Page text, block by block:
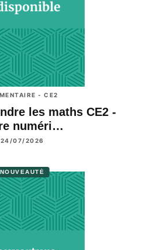
- CE2
les maths CE2 -
numéri…
24/07/2026
NOUVEAUTÉ